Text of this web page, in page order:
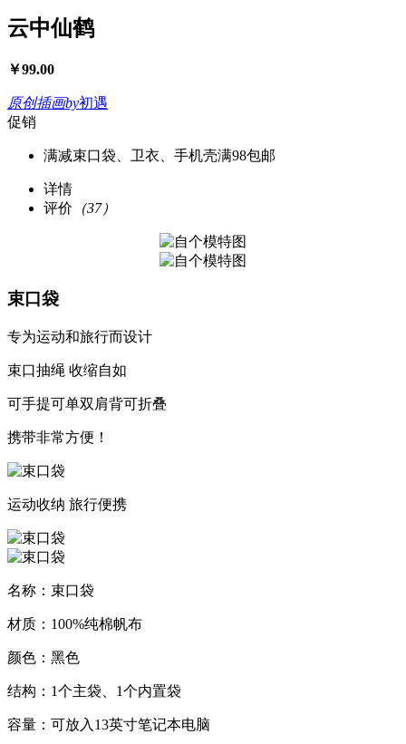
云中仙鹤
￥99.00
原创插画by初遇
促销
满减束口袋、卫衣、手机壳满98包邮
详情
评价 （37）
束口袋
专为运动和旅行而设计
束口抽绳 收缩自如
可手提可单双肩背可折叠
携带非常方便！
运动收纳 旅行便携
名称：束口袋
材质：100%纯棉帆布
颜色：黑色
结构：1个主袋、1个内置袋
容量：可放入13英寸笔记本电脑